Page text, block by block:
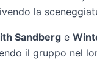
la
Sandberg e
il gruppo nel